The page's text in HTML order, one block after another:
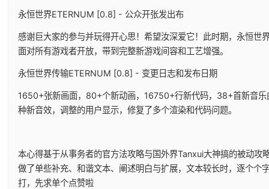
永恒世界ETERNUM [0.8] - 公众开张发出布
感谢巨大家的参与并玩得开心思！希望汝深爱它！此时期，永恒世
面对所有游戏者开放，带到完整新游戏间容和工艺增强。
永恒世界传输ETERNUM [0.8] - 变更日志和发布日期
1650+张新画面，80+个新动画，16750+行新代码，38+首新音
种新音效，调整的用户显示，修复了多个渲染和代码问题。
本心得基于从事务者的官方法攻略与国外界Tanxui大神搞的被动攻
做了单些补充、和谐文本、阐述明白与扩展，文本较长时，逐个个
打，先求单个点赞啦